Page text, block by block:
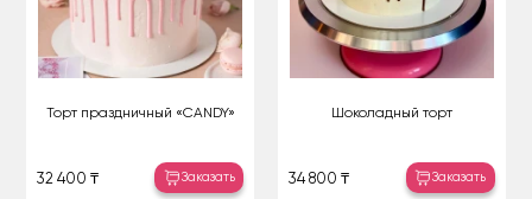
Торт праздничный «CANDY»
32 400 ₸ Заказать
Шоколадный торт
34 800 ₸ Заказать